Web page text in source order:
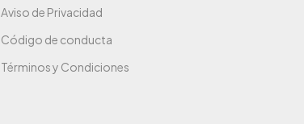
Aviso de Privacidad
Código de conducta
Términos y Condiciones